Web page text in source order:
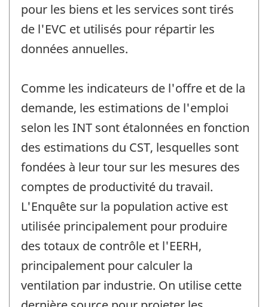
pour les biens et les services sont tirés
de l'EVC et utilisés pour répartir les
données annuelles.
Comme les indicateurs de l'offre et de la
demande, les estimations de l'emploi
selon les INT sont étalonnées en fonction
des estimations du CST, lesquelles sont
fondées à leur tour sur les mesures des
comptes de productivité du travail.
L'Enquête sur la population active est
utilisée principalement pour produire
des totaux de contrôle et l'EERH,
principalement pour calculer la
ventilation par industrie. On utilise cette